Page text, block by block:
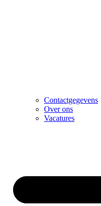
Contactgegevens
Over ons
Vacatures